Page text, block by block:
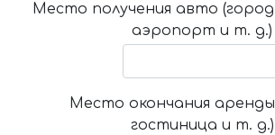
Место получения авто
аэропорт и т. д.)
Место окончания аренды
гостиница и т. д.)